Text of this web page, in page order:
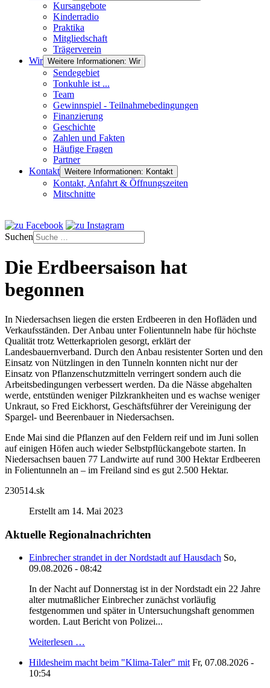
Kursangebote
Kinderradio
Praktika
Mitgliedschaft
Trägerverein
Wir Weitere Informationen: Wir
Sendegebiet
Tonkuhle ist ...
Team
Gewinnspiel - Teilnahmebedingungen
Finanzierung
Geschichte
Zahlen und Fakten
Häufige Fragen
Partner
Kontakt Weitere Informationen: Kontakt
Kontakt, Anfahrt & Öffnungszeiten
Mitschnitte
Suchen
Die Erdbeersaison hat
begonnen
In Niedersachsen liegen die ersten Erdbeeren in den Hofläden und
Verkaufsständen. Der Anbau unter Folientunneln habe für höchste
Qualität trotz Wetterkapriolen gesorgt, erklärt der
Landesbauernverband. Durch den Anbau resistenter Sorten und den
Einsatz von Nützlingen in den Tunneln konnten nicht nur der
Einsatz von Pflanzenschutzmitteln verringert sondern auch die
Arbeitsbedingungen verbessert werden. Da die Nässe abgehalten
werde, entstünden weniger Pilzkrankheiten und es wachse weniger
Unkraut, so Fred Eickhorst, Geschäftsführer der Vereinigung der
Spargel- und Beerenbauer in Niedersachsen.
Ende Mai sind die Pflanzen auf den Feldern reif und im Juni sollen
auf einigen Höfen auch wieder Selbstpflückangebote starten. In
Niedersachsen bauen 77 Landwirte auf rund 300 Hektar Erdbeeren
in Folientunneln an – im Freiland sind es gut 2.500 Hektar.
230514.sk
Erstellt am 14. Mai 2023
Aktuelle Regionalnachrichten
Einbrecher strandet in der Nordstadt auf Hausdach So,
09.08.2026 - 08:42
In der Nacht auf Donnerstag ist in der Nordstadt ein 22 Jahre
alter mutmaßlicher Einbrecher zunächst vorläufig
festgenommen und später in Untersuchungshaft genommen
worden. Laut Bericht von Polizei...
Weiterlesen …
Hildesheim macht beim "Klima-Taler" mit Fr, 07.08.2026 -
10:54